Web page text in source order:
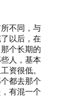
不同，与
以后，在
个长期的
人，基本
资很低。
都去那个
有混一个